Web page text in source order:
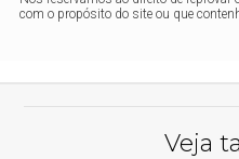
com o propósito do site ou que
Veja